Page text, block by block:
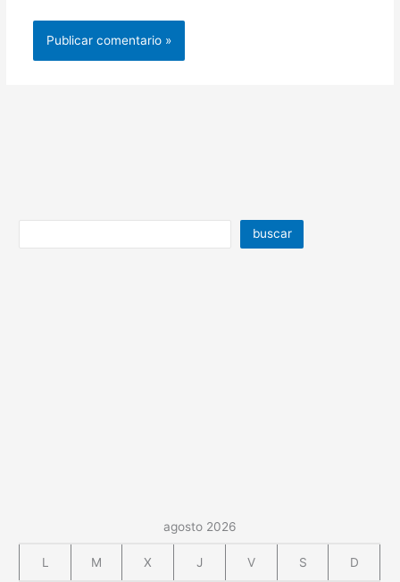
buscar
agosto 2026
L M X J V S D